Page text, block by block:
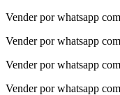
Vender por whatsapp
Vender por whatsapp
Vender por whatsapp
Vender por whatsapp